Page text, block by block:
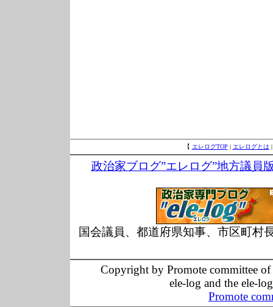
【 エレログTOP | エレログとは
政治家ブログ”エレログ”地方議員
国会議員、都道府県知事、市区町村
Copyright by Promote committee
ele-log and the ele-
Promote